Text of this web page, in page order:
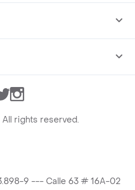
TwitterInstagram
All rights reserved.
9 --- Calle 63 # 16A-02